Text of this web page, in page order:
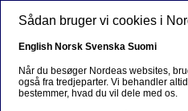
Gå til hovedindhold
Sådan bruger vi cookies i
English Norsk Svenska Suomi
Når du besøger Nordeas websites,
også fra tredjeparter. Vi behandler
bestemmer, hvad du vil dele med os.